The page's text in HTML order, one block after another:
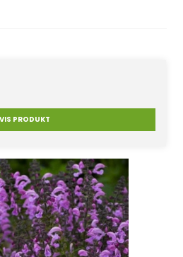
VIS PRODUKT